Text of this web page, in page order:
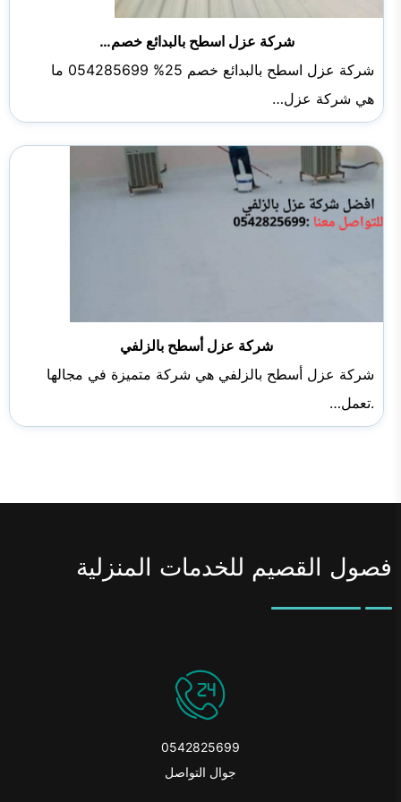
شركة عزل اسطح بالبدائع خصم…
شركة عزل اسطح بالبدائع خصم 25% 054285699 ما
هي شركة عزل…
شركة عزل أسطح بالزلفي
شركة عزل أسطح بالزلفي هي شركة متميزة في مجالها
.تعمل…
فصول القصيم للخدمات المنزلية
0542825699
جوال التواصل